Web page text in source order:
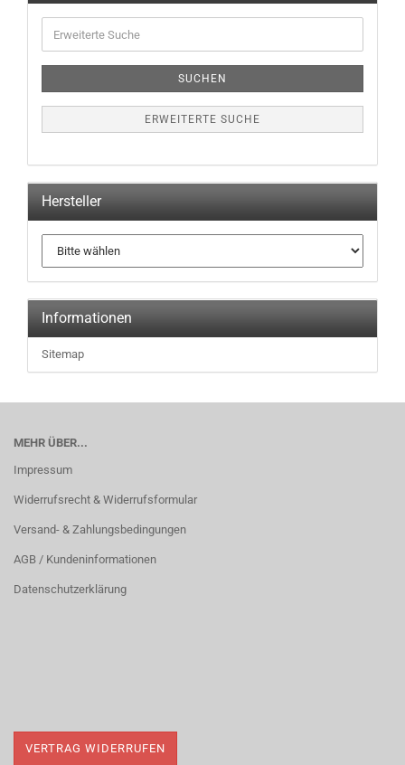
Suche
SUCHEN
ERWEITERTE SUCHE
Hersteller
Informationen
Sitemap
MEHR ÜBER...
Impressum
Widerrufsrecht & Widerrufsformular
Versand- & Zahlungsbedingungen
AGB / Kundeninformationen
Datenschutzerklärung
VERTRAG WIDERRUFEN